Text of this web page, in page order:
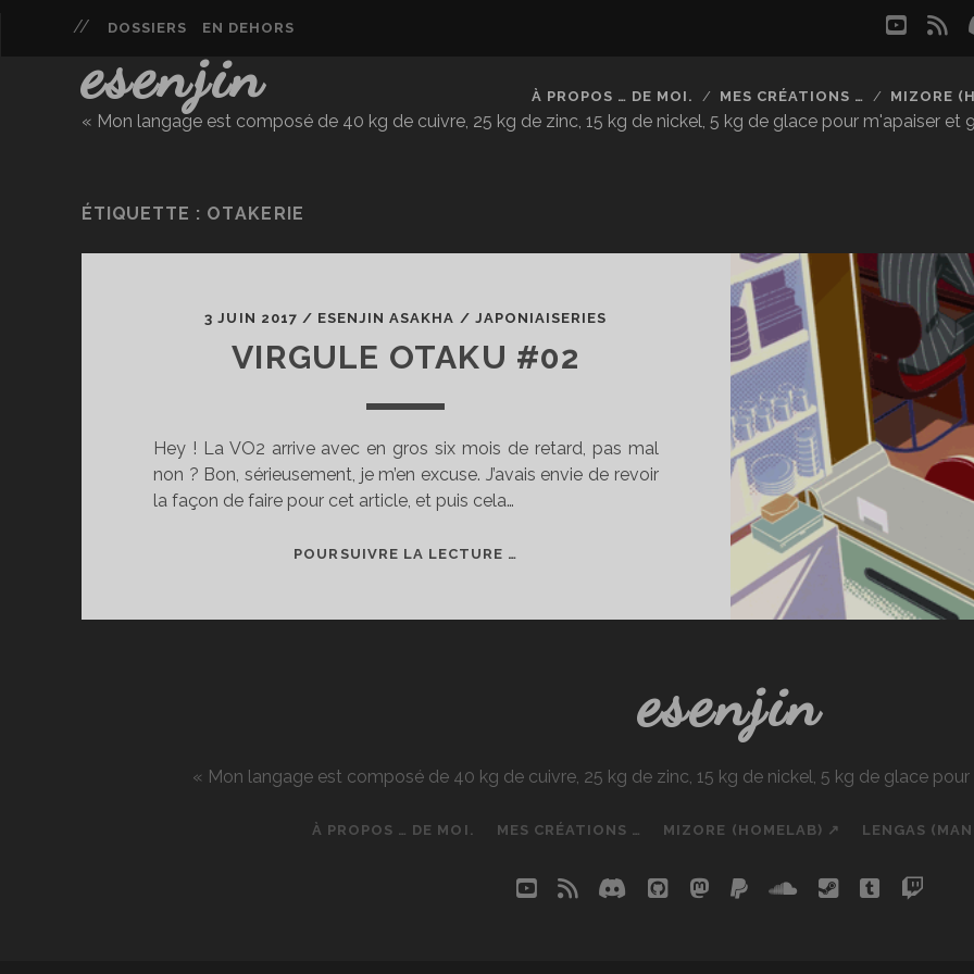
DOSSIERS EN DEHORS
esenjin
« Mon langage est composé de 40 kg de cuivre, 25 kg de zinc, 15 kg de nickel, 5 kg de glace pour m'apaiser et
À PROPOS … DE MOI. MES CRÉATIONS … MIZORE
ÉTIQUETTE : OTAKERIE
3 JUIN 2017 / ESENJIN ASAKHA / JAPONIAISERIES
VIRGULE OTAKU #02
Hey ! La VO2 arrive avec en gros six mois de retard, pas mal
non ? Bon, sérieusement, je m’en excuse. J’avais envie de revoir
la façon de faire pour cet article, et puis cela…
POURSUIVRE LA LECTURE …
esenjin
« Mon langage est composé de 40 kg de cuivre, 25 kg de zinc, 15 kg de nickel, 5 kg de glace
À PROPOS … DE MOI. MES CRÉATIONS … MIZORE (HOMELAB) ↗ LENGAS
youtube
rss discord
githubmastodon
paypalsoundcloud
steamtumblrtwitch